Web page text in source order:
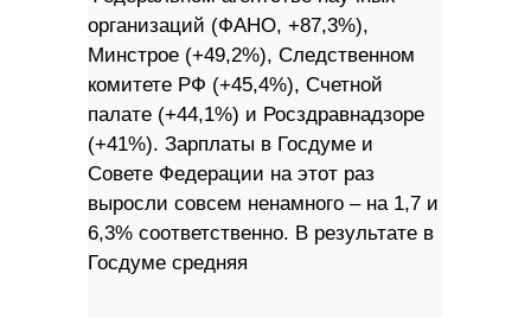
организаций (ФАНО, +87,3%),
Минстрое (+49,2%), Следственном
комитете РФ (+45,4%), Счетной
палате (+44,1%) и Росздравнадзоре
(+41%). Зарплаты в Госдуме и
Совете Федерации на этот раз
выросли совсем ненамного – на 1,7 и
6,3% соответственно. В результате в
Госдуме средняя